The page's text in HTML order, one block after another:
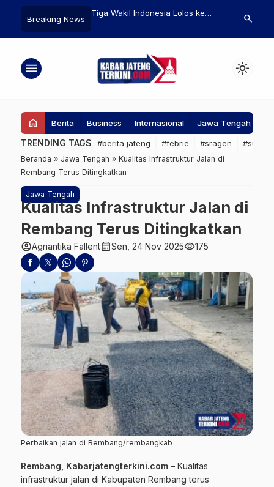
Breaking News
Salah Satu Aspek
Daerah
Tiga Wakil Indonesia Lolos ke
2025, Siap Tampil di Arena Fyn
Pelaku
100 Juta
search
menu light_mode
home Berita Business Internasional Jawa Tengah
TRENDING TAGS #berita jateng #febrie #sragen #suap
Beranda » Jawa Tengah » Kualitas Infrastruktur Jalan di
Rembang Terus Ditingkatkan
Jawa Tengah
Kualitas Infrastruktur Jalan di
Rembang Terus Ditingkatkan
account_circleAgriantika Fallentcalendar_monthSen, 24 Nov 2025visibility175
Perbaikan jalan di Rembang/rembangkab
Rembang, Kabarjatengterkini.com – Kualitas
infrastruktur jalan di Kabupaten Rembang terus